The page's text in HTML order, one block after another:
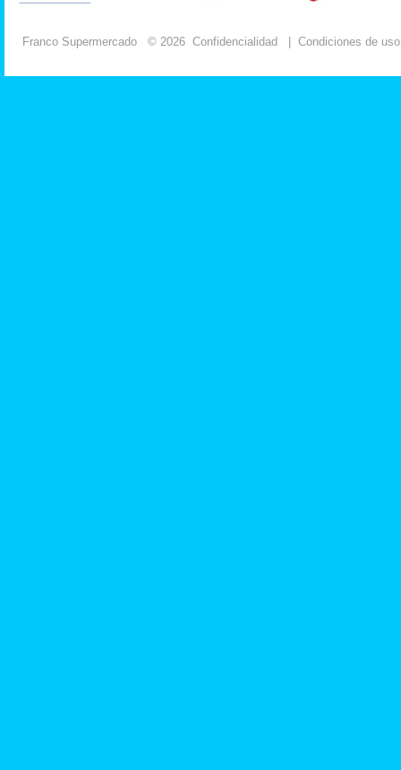
Franco Supermercado © 2026 Confidencialidad Condiciones de uso